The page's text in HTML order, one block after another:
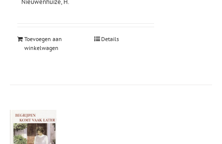
Toevoegen aan
winkelwagen
Details